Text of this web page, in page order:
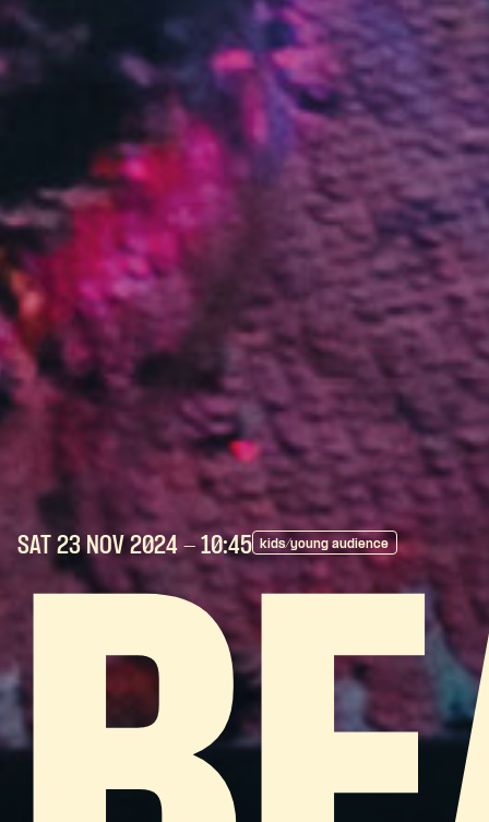
SAT 23 NOV 2024- 10:45 kids/young audience